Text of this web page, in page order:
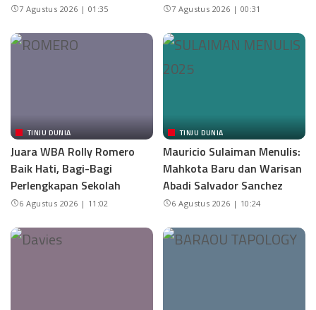
7 Agustus 2026 | 01:35 7 Agustus 2026 | 00:31
TINJU DUNIA
Juara WBA Rolly Romero
Baik Hati, Bagi-Bagi
Perlengkapan Sekolah
6 Agustus 2026 | 11:02
TINJU DUNIA
Mauricio Sulaiman Menulis:
Mahkota Baru dan Warisan
Abadi Salvador Sanchez
6 Agustus 2026 | 10:24